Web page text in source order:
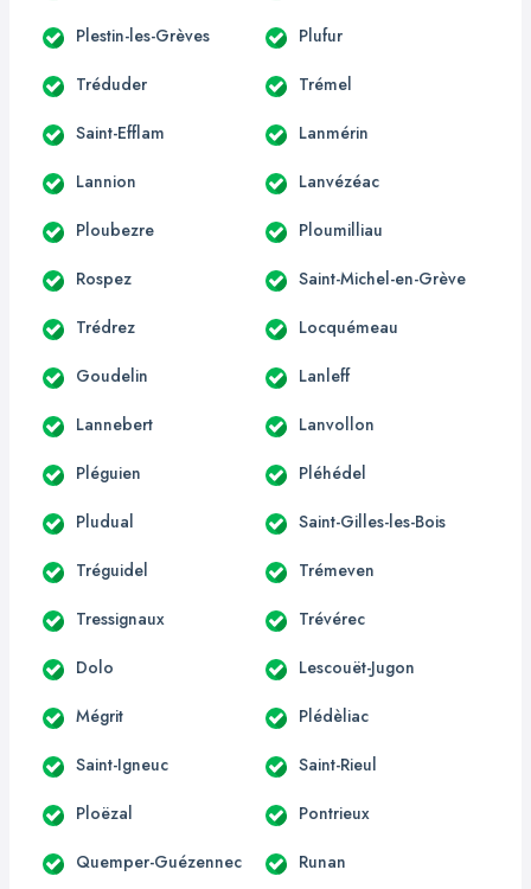
Plestin-les-Grèves Plufur
Tréduder Trémel
Saint-Efflam Lanmérin
Lannion Lanvézéac
Ploubezre Ploumilliau
Rospez Saint-Michel-en-Grève
Trédrez Locquémeau
Goudelin Lanleff
Lannebert Lanvollon
Pléguien Pléhédel
Pludual Saint-Gilles-les-Bois
Tréguidel Trémeven
Tressignaux Trévérec
Dolo Lescouët-Jugon
Mégrit Plédèliac
Saint-Igneuc Saint-Rieul
Ploëzal Pontrieux
Quemper-Guézennec Runan